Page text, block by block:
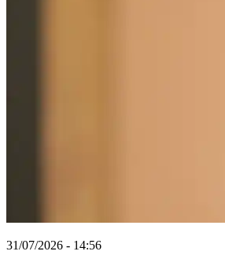
31/07/2026 - 14:56